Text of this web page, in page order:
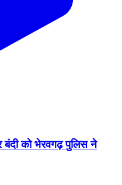
बंदी को भेरवगढ़ पुलिस ने